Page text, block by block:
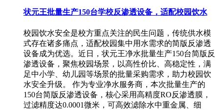
状元王批量生产150台学校反渗透设备，适配校园饮水
校园饮水安全是校方重点关注的民生问题，传统供水模
式存在诸多痛点，适配校园集中用水需求的简版反渗透
设备成为优选。近日，状元王净水批量生产150台简版反
渗透设备，聚焦校园场景，以高性价比、高稳定性，满
足中小学、幼儿园等场景的批量采购需求，助力校园饮
水安全升级。 作为专业净水服务商，本次批量生产的
150台简版反渗透设备，核心采用高精度RO反渗透膜，
过滤精度达0.0001微米，可高效滤除水中重金属、细